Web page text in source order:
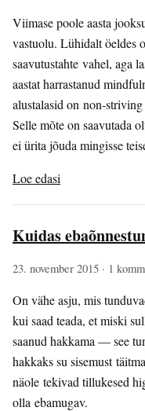
Viimase poole aasta
vastuolu. Lühidalt öeldes
saavutustahte vahel, aga
aastat harrastanud
alustalasid on non-
Selle mõte on saavutada
ei ürita jõuda mingisse
Loe edasi
Kuidas
23. november 2015 · 1
On vähe asju, mis
kui saad teada, et miski
saanud hakkama — see
hakkaks su sisemust
näole tekivad tillukesed
olla ebamugav.